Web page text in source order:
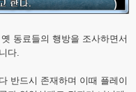
동료들의 행방을 조사하면서
다.
반드시 존재하며 이때 플레이